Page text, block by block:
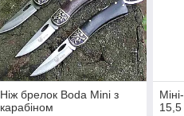
Ніж брелок Boda Mini з
карабіном